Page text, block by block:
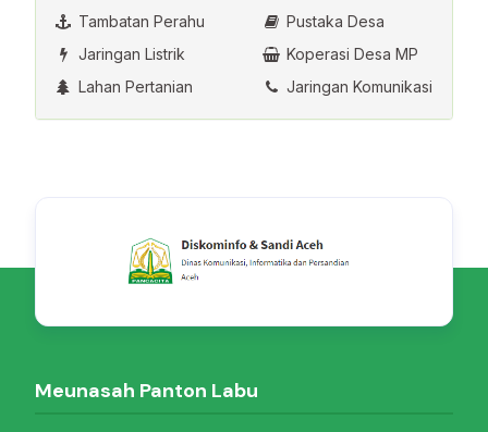
Tambatan Perahu
Pustaka Desa
Jaringan Listrik
Koperasi Desa MP
Lahan Pertanian
Jaringan Komunikasi
Meunasah Panton Labu